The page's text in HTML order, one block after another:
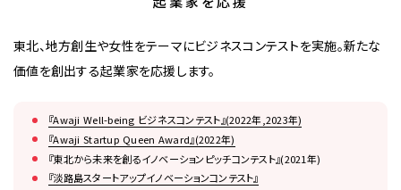
東北、地方創生や女性をテーマにビジネスコンテストを実施。新たな
価値を創出する起業家を応援します。
『Awaji Well-being ビジネスコンテスト』(2022年,2023年)
『Awaji Startup Queen Award』(2022年)
『東北から未来を創るイノベーションピッチコンテスト』(2021年)
『淡路島スタートアップイノベーションコンテスト』